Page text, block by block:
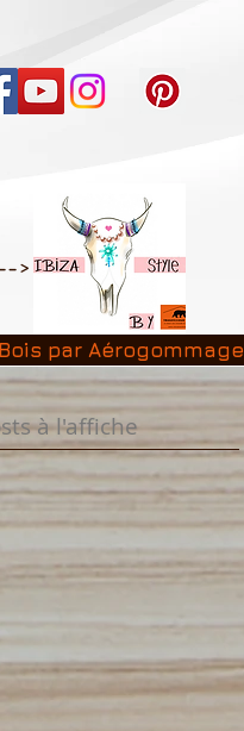
>
par Aérogommage
à l'affiche